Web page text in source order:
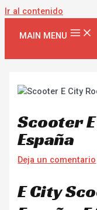
Ir al contenido
MAIN MENU
Scooter
España
Deja un comentario
E City